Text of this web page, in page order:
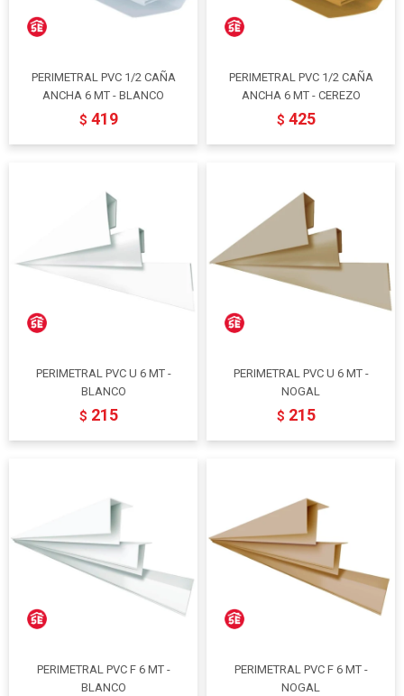
PERIMETRAL PVC 1/2 CAÑA
ANCHA 6 MT - BLANCO
$ 419
PERIMETRAL PVC 1/2 CAÑA
ANCHA 6 MT - CEREZO
$ 425
PERIMETRAL PVC U 6 MT -
BLANCO
$ 215
PERIMETRAL PVC U 6 MT -
NOGAL
$ 215
PERIMETRAL PVC F 6 MT -
BLANCO
PERIMETRAL PVC F 6 MT -
NOGAL